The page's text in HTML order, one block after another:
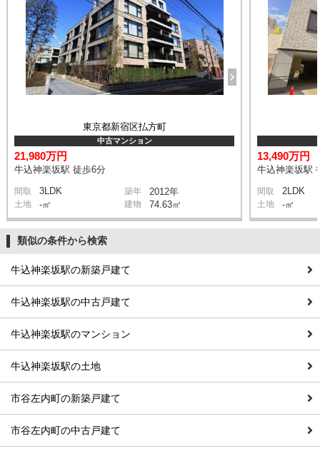
東京都新宿区払方町
中古マンション
21,980万円
牛込神楽坂駅 徒歩6分
間取 3LDK 築年 2012年
土地 -㎡ 建物 74.63㎡
13,490万円
牛込神楽坂駅
間取 2LDK
土地 -㎡
類似の条件から検索
牛込神楽坂駅の新築戸建て
牛込神楽坂駅の中古戸建て
牛込神楽坂駅のマンション
牛込神楽坂駅の土地
市谷左内町の新築戸建て
市谷左内町の中古戸建て